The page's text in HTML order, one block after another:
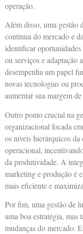
operação.
Além disso, uma gestão
contínua do mercado e
identificar
ou serviços e adaptação
desempenha um papel
novas tecnologias ou
aumentar sua margem
Outro ponto crucial na
organizacional focada
os níveis hierárquicos
operacional,
da produtividade. A
marketing e produção é
mais eficiente e
Por fim, uma gestão de
uma boa estratégia, mas
mudanças do mercado.